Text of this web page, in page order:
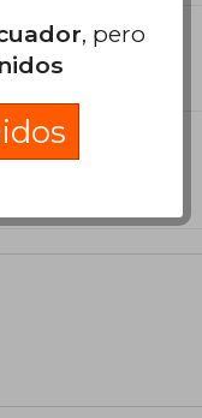
, pero